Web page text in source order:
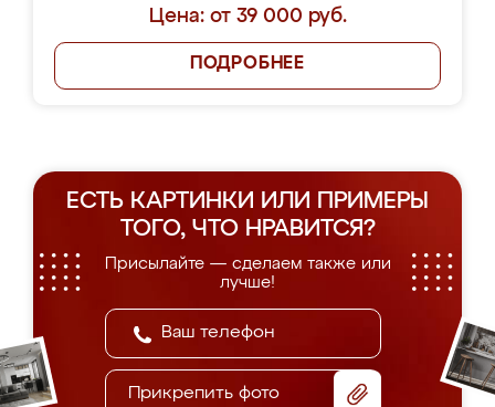
Цена: от 39 000 руб.
ПОДРОБНЕЕ
ЕСТЬ КАРТИНКИ ИЛИ ПРИМЕРЫ
ТОГО, ЧТО НРАВИТСЯ?
Присылайте — сделаем также или
лучше!
Прикрепить фото